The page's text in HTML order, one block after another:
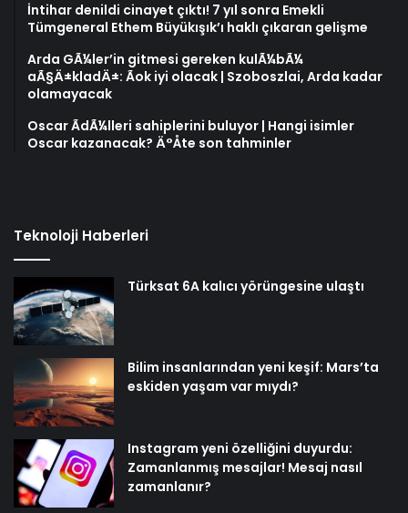
İntihar denildi cinayet çıktı! 7 yıl sonra Emekli
Tümgeneral Ethem Büyükışık’ı haklı çıkaran gelişme
Arda GÃ¼ler’in gitmesi gereken kulÃ¼bÃ¼
aÃ§Ä±kladÄ±: Ãok iyi olacak | Szoboszlai, Arda kadar
olamayacak
Oscar ÃdÃ¼lleri sahiplerini buluyor | Hangi isimler
Oscar kazanacak? Ä°Åte son tahminler
Teknoloji Haberleri
Türksat 6A kalıcı yörüngesine ulaştı
Bilim insanlarından yeni keşif: Mars’ta
eskiden yaşam var mıydı?
Instagram yeni özelliğini duyurdu:
Zamanlanmış mesajlar! Mesaj nasıl
zamanlanır?